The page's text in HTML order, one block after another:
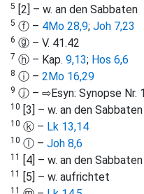
5 [2] – w. an den Sabbaten
5 ⓕ – 4Mo 28,9; Joh 7,23
6 ⓖ – V. 41.42
7 ⓗ – Kap. 9,13; Hos 6,6
8 ⓘ – 2Mo 16,29
9 ⓙ – ⇨Esyn: Synopse Nr.
10 [3] – w. an den Sabbaten
10 ⓚ – Lk 13,14
10 ⓛ – Joh 8,6
11 [4] – w. an den Sabbaten
11 [5] – w. aufrichtet
11